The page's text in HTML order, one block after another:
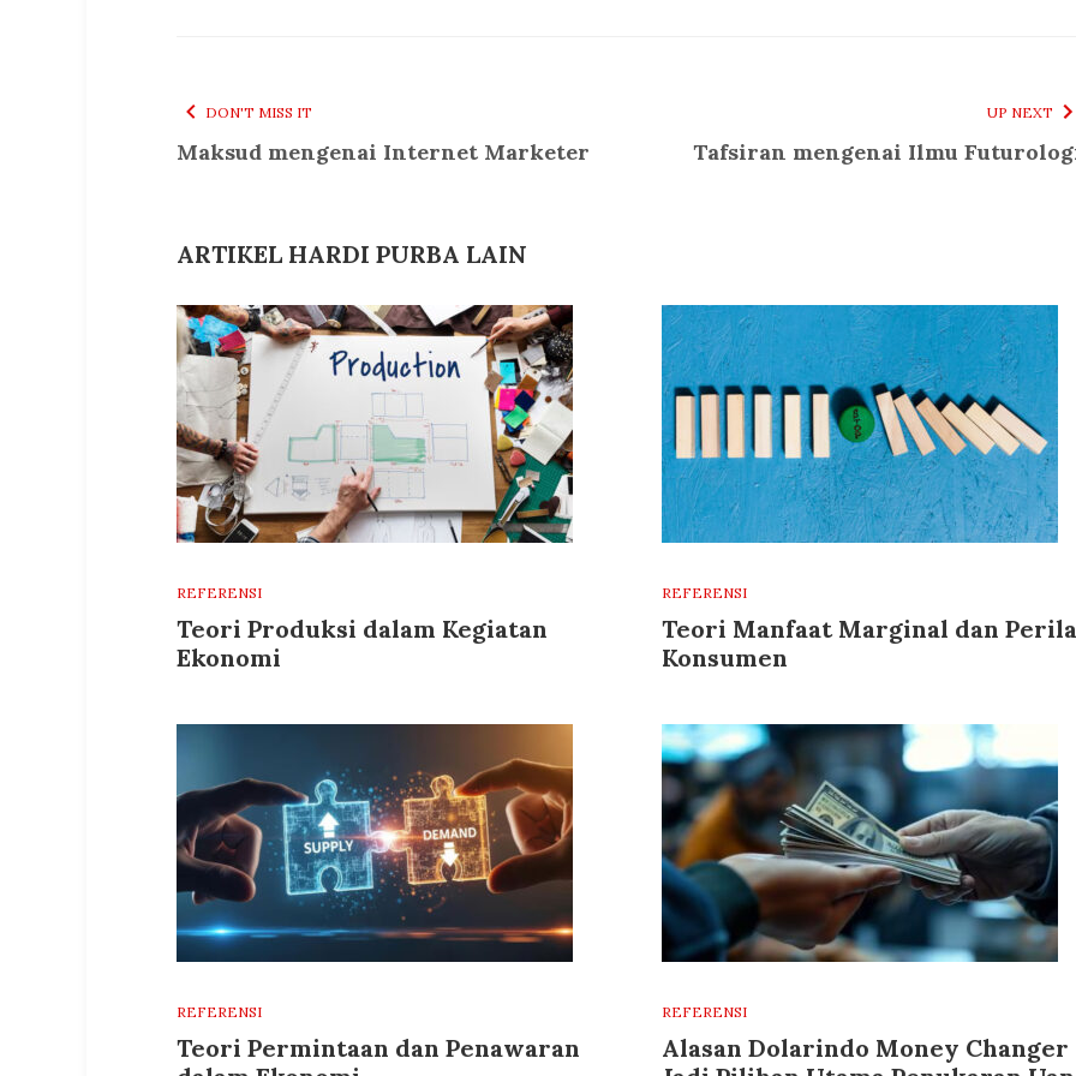
DON'T MISS IT
Maksud mengenai Internet Marketer
UP NEXT
Tafsiran mengenai Ilmu
ARTIKEL HARDI PURBA LAIN
REFERENSI
Teori Produksi dalam Kegiatan
Ekonomi
REFERENSI
Teori Manfaat Marginal dan
Konsumen
REFERENSI
Teori Permintaan dan Penawaran
REFERENSI
Alasan Dolarindo Money Changer